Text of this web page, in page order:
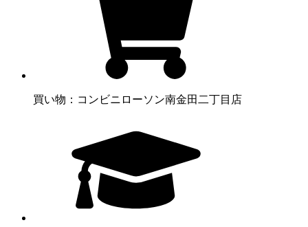
買い物：コンビニ ローソン南金田二丁目店